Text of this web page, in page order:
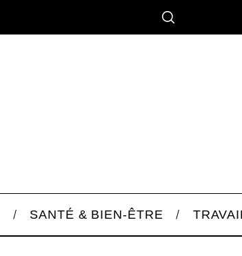
SANTÉ & BIEN-ÊTRE